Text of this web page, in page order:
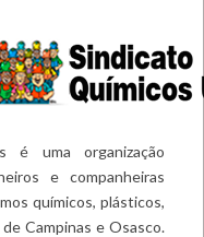
é uma organização
e companheiras
químicos, plásticos,
Campinas e Osasco.